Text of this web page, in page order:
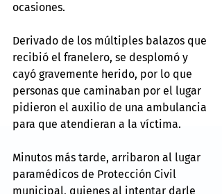
ocasiones.
Derivado de los múltiples balazos que
recibió el franelero, se desplomó y
cayó gravemente herido, por lo que
personas que caminaban por el lugar
pidieron el auxilio de una ambulancia
para que atendieran a la víctima.
Minutos más tarde, arribaron al lugar
paramédicos de Protección Civil
municipal, quienes al intentar darle